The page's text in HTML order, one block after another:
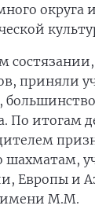
округа и
приняли
По итогам
шахматам,
Европы и
М.М.